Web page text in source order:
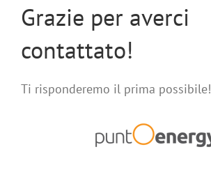
Grazie per averci
contattato!
Ti risponderemo il prima possibile!